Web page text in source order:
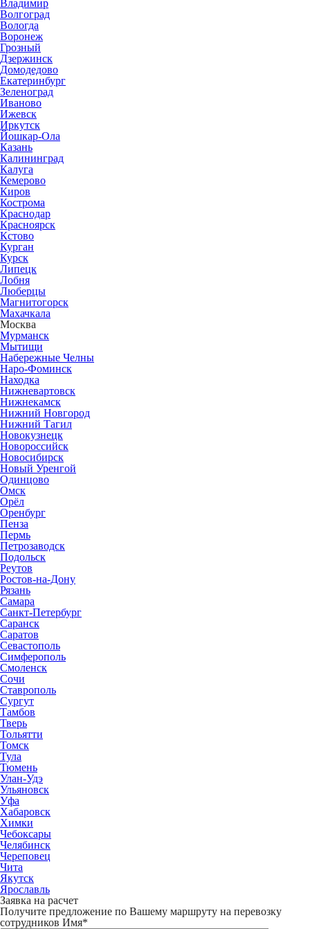
Владимир
Волгоград
Вологда
Воронеж
Грозный
Дзержинск
Домодедово
Екатеринбург
Зеленоград
Иваново
Ижевск
Иркутск
Йошкар-Ола
Казань
Калининград
Калуга
Кемерово
Киров
Кострома
Краснодар
Красноярск
Кстово
Курган
Курск
Липецк
Лобня
Люберцы
Магнитогорск
Махачкала
Москва
Мурманск
Мытищи
Набережные Челны
Наро-Фоминск
Находка
Нижневартовск
Нижнекамск
Нижний Новгород
Нижний Тагил
Новокузнецк
Новороссийск
Новосибирск
Новый Уренгой
Одинцово
Омск
Орёл
Оренбург
Пенза
Пермь
Петрозаводск
Подольск
Реутов
Ростов-на-Дону
Рязань
Самара
Санкт-Петербург
Саранск
Саратов
Севастополь
Симферополь
Смоленск
Сочи
Ставрополь
Сургут
Тамбов
Тверь
Тольятти
Томск
Тула
Тюмень
Улан-Удэ
Ульяновск
Уфа
Хабаровск
Химки
Чебоксары
Челябинск
Череповец
Чита
Якутск
Ярославль
Заявка на расчет
Получите предложение по Вашему маршруту на перевозку
сотрудников Имя*